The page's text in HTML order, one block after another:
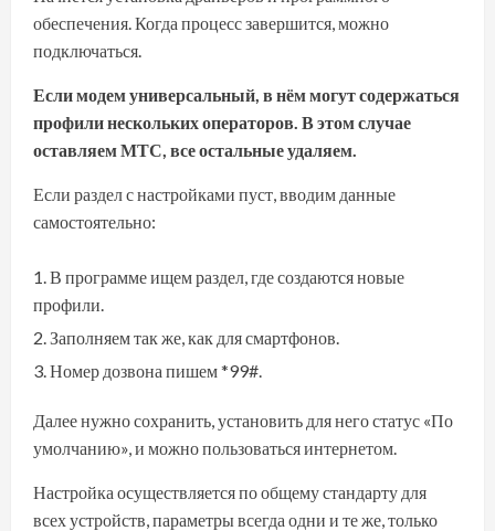
обеспечения. Когда процесс завершится, можно
подключаться.
Если модем универсальный, в нём могут содержаться
профили нескольких операторов. В этом случае
оставляем МТС, все остальные удаляем.
Если раздел с настройками пуст, вводим данные
самостоятельно:
В программе ищем раздел, где создаются новые
профили.
Заполняем так же, как для смартфонов.
Номер дозвона пишем *99#.
Далее нужно сохранить, установить для него статус «По
умолчанию», и можно пользоваться интернетом.
Настройка осуществляется по общему стандарту для
всех устройств, параметры всегда одни и те же, только